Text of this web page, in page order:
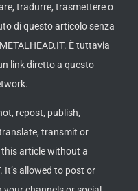
tradurre, trasmettere o
di questo articolo senza
È tuttavia
link diretto a questo
repost, publish,
transmit or
article without a
It’s allowed to post or